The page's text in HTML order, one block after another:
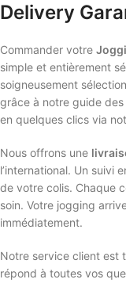
Delivery
Commander votre
simple et entièrement
soigneusement
grâce à notre guide
en quelques clics via
Nous offrons une
l’international. Un suivi
de votre colis. Chaque
soin. Votre jogging
immédiatement.
Notre service client est
répond à toutes vos